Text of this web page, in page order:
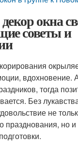
окна
советы и
вдохновение.
тогда
Без
не
празднования, но и